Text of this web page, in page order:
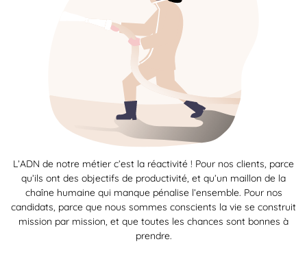
L’ADN de notre métier c’est la réactivité ! Pour nos clients, parce
qu’ils ont des objectifs de productivité, et qu’un maillon de la
chaîne humaine qui manque pénalise l’ensemble. Pour nos
candidats, parce que nous sommes conscients la vie se construit
mission par mission, et que toutes les chances sont bonnes à
prendre.